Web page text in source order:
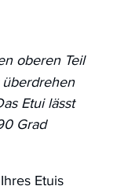
oberen Teil
Etui lässt
Grad
Etuis